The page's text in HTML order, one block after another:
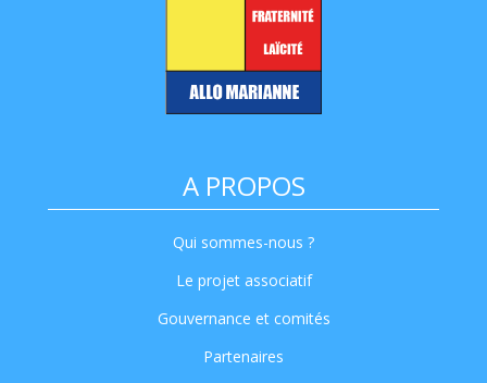
A PROPOS
Qui sommes-nous ?
Le projet associatif
Gouvernance et comités
Partenaires